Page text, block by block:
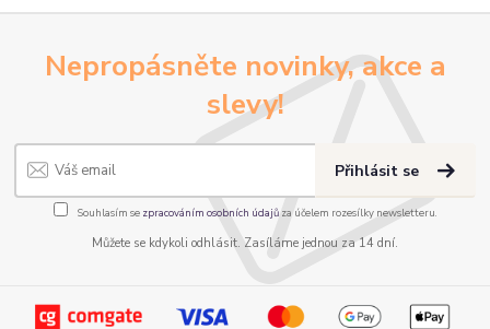
Nepropásněte novinky, akce a
slevy!
Přihlásit se
Souhlasím se zpracováním osobních údajůza účelem rozesílky newsletteru.
Můžete se kdykoli odhlásit. Zasíláme jednou za 14 dní.